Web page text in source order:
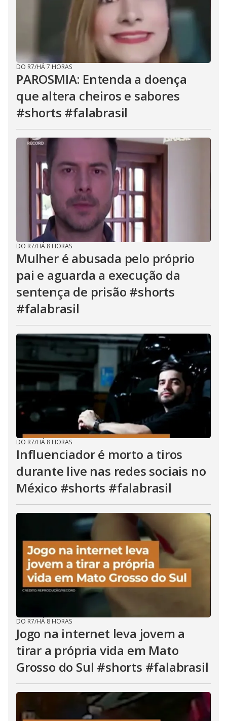
DO R7/HÁ 7 HORAS
PAROSMIA: Entenda a doença
que altera cheiros e sabores
#shorts #falabrasil
DO R7/HÁ 8 HORAS
Mulher é abusada pelo próprio
pai e aguarda a execução da
sentença de prisão #shorts
#falabrasil
DO R7/HÁ 8 HORAS
Influenciador é morto a tiros
durante live nas redes sociais no
México #shorts #falabrasil
DO R7/HÁ 8 HORAS
Jogo na internet leva jovem a
tirar a própria vida em Mato
Grosso do Sul #shorts #falabrasil